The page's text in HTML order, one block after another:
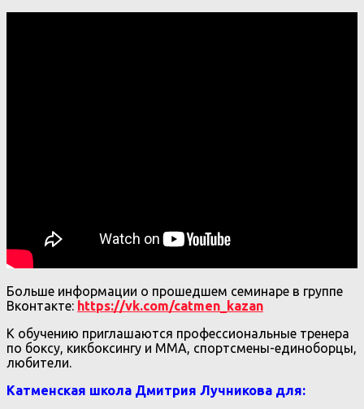
Больше информации о прошедшем семинаре в группе
Вконтакте: https://vk.com/catmen_kazan
К обучению приглашаются профессиональные тренера
по боксу, кикбоксингу и ММА, спортсмены-единоборцы,
любители.
Катменская школа Дмитрия Лучникова для: